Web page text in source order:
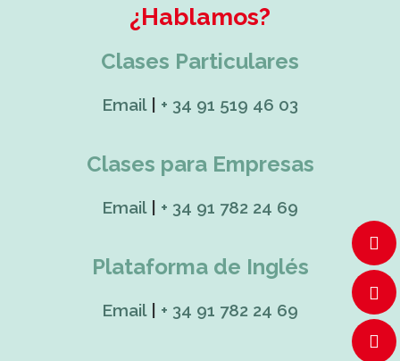
¿Hablamos?
Clases Particulares
Email| + 34 91 519 46 03
Clases para Empresas
Email| + 34 91 782 24 69
Plataforma de Inglés
Email| + 34 91 782 24 69